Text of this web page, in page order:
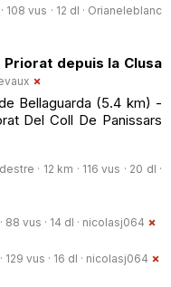
vus · 12 dl · Orianeleblanc
depuis la Clusa
Bellaguarda (5.4 km) -
Del Coll De Panissars
· 12 km · 116 vus · 20 dl ·
vus · 14 dl · nicolasj064
vus · 16 dl · nicolasj064